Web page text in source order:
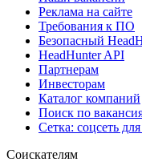
Реклама на сайте
Требования к ПО
Безопасный
HeadHunter API
Партнерам
Инвесторам
Каталог компаний
Поиск по
Сетка: соцсеть
Соискателям